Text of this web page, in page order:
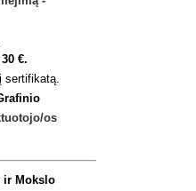
30 €.
sertifikatą.
os
ir Mokslo